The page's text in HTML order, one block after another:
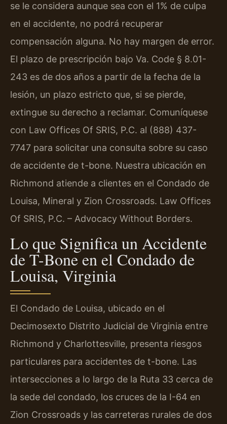
se le considera aunque sea con el 1% de culpa
en el accidente, no podrá recuperar
compensación alguna. No hay margen de error.
El plazo de prescripción bajo Va. Code § 8.01-
243 es de dos años a partir de la fecha de la
lesión, un plazo estricto que, si se pierde,
extingue su derecho a reclamar. Comuníquese
con Law Offices Of SRIS, P.C. al (888) 437-
7747 para solicitar una consulta sobre su caso
de accidente de t-bone. Nuestra ubicación en
Richmond atiende a clientes en el Condado de
Louisa, Mineral y Zion Crossroads. Law Offices
Of SRIS, P.C. – Advocacy Without Borders.
Lo que Significa un Accidente
de T-Bone en el Condado de
Louisa, Virginia
El Condado de Louisa, ubicado en el
Decimosexto Distrito Judicial de Virginia entre
Richmond y Charlottesville, presenta riesgos
particulares para accidentes de t-bone. Las
intersecciones a lo largo de la Ruta 33 cerca de
la sede del condado, los cruces de la I-64 en
Zion Crossroads y las carreteras rurales de dos